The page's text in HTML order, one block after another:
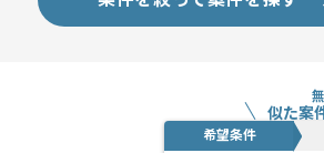
似た案
希望条件